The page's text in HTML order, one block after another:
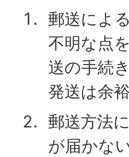
郵送によ
不明な点
送の手続
発送は余
郵送方法
が届かな